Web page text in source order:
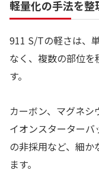
軽量化の手法を
911 S/Tの軽さは、
なく、複数の部位
す。
カーボン、マグネシ
イオンスターター
の非採用など、細か
ます。